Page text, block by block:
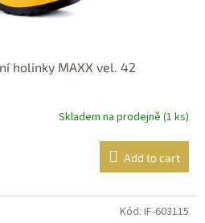
holinky MAXX vel. 42
Skladem na prodejně (1 ks)
Add to cart
Kód: IF-603115